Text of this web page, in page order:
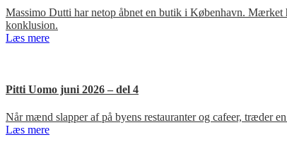
Massimo Dutti har netop åbnet en butik i København. Mærket
konklusion.
Læs mere
Pitti Uomo juni 2026 – del 4
Når mænd slapper af på byens restauranter og cafeer, træder
Læs mere